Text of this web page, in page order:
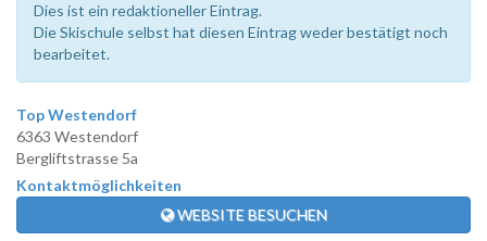
Dies ist ein redaktioneller Eintrag.
Die Skischule selbst hat diesen Eintrag weder bestätigt noch
bearbeitet.
Top Westendorf
6363 Westendorf
Bergliftstrasse 5a
Kontaktmöglichkeiten
WEBSITE BESUCHEN